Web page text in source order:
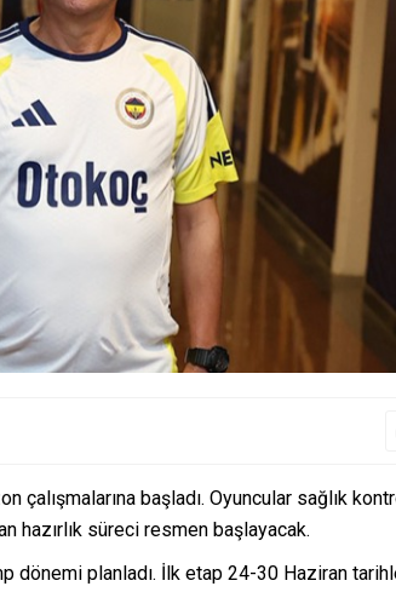
çalışmalarına başladı. Oyuncular sağlık
hazırlık süreci resmen başlayacak.
dönemi planladı. İlk etap 24-30 Haziran